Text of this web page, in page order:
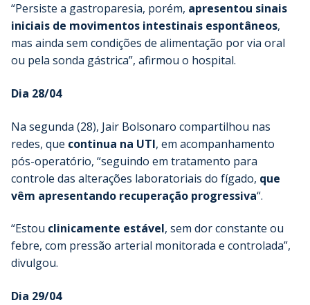
“Persiste a gastroparesia, porém, apresentou sinais
iniciais de movimentos intestinais espontâneos,
mas ainda sem condições de alimentação por via oral
ou pela sonda gástrica”, afirmou o hospital.
Dia 28/04
Na segunda (28), Jair Bolsonaro compartilhou nas
redes, que continua na UTI, em acompanhamento
pós-operatório, “seguindo em tratamento para
controle das alterações laboratoriais do fígado, que
vêm apresentando recuperação progressiva“.
“Estou clinicamente estável, sem dor constante ou
febre, com pressão arterial monitorada e controlada”,
divulgou.
Dia 29/04